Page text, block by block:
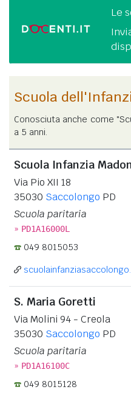
Le
Scuola
Conosciuta anche come
a 5 anni.
Scuola Infanzia
Via Pio XII 18
35030 Saccolongo PD
Scuola paritaria
» PD1A16000L
049 8015053
S. Maria Goretti
Via Molini 94 - Creola
35030 Saccolongo PD
Scuola paritaria
» PD1A16100C
049 8015128